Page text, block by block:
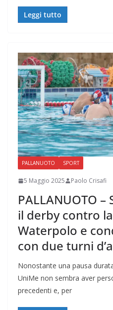
Leggi tutto
PALLANUOTO SPORT
5 Maggio 2025 Paolo Crisafi
PALLANUOTO –
il derby contro
Waterpolo e
con due turni
Nonostante una pausa
UniMe non sembra aver
precedenti e, per